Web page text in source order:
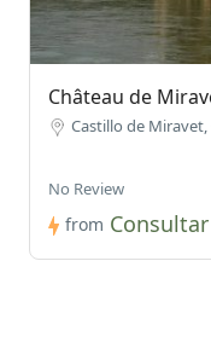
Château de
Castillo de Miravet,
No Review
from